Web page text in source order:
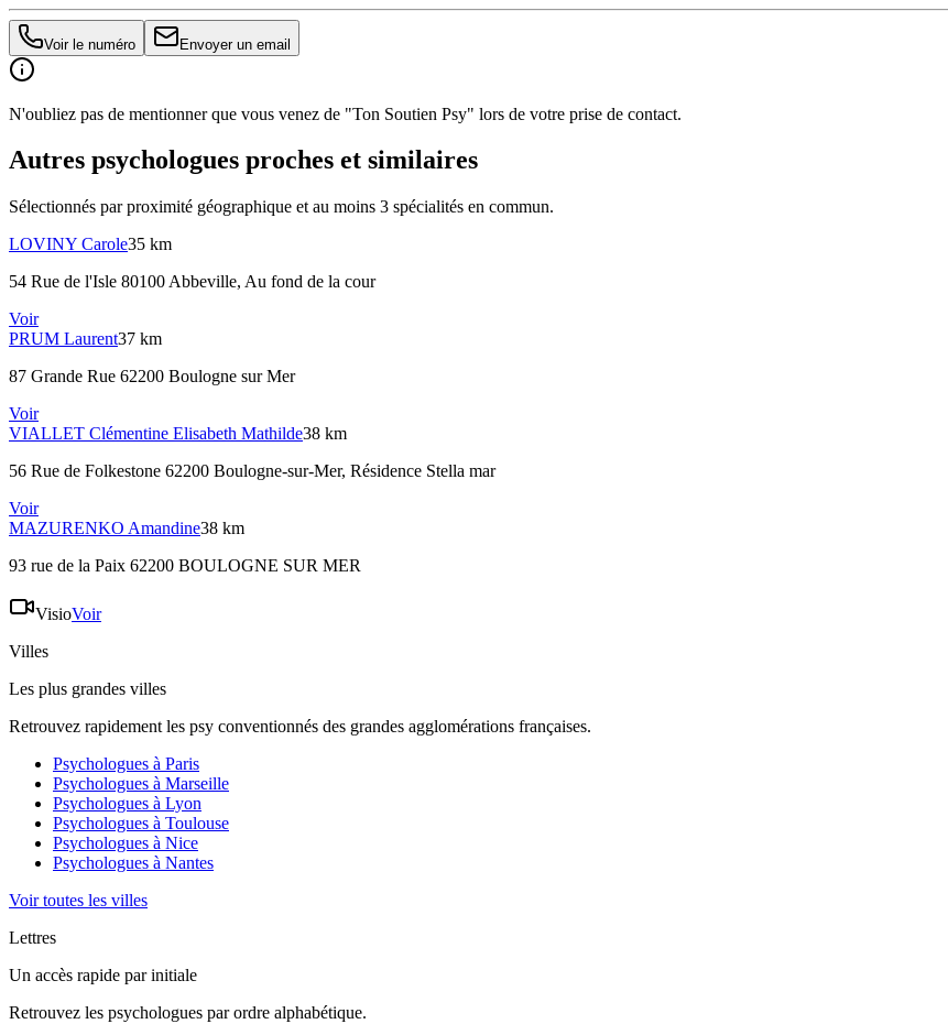
Voir le numéro Envoyer un email
N'oubliez pas de mentionner que vous venez de "Ton Soutien Psy" lors de votre prise de contact.
Autres psychologues proches et similaires
Sélectionnés par proximité géographique et au moins 3 spécialités en commun.
LOVINY Carole35 km
54 Rue de l'Isle 80100 Abbeville, Au fond de la cour
Voir
PRUM Laurent37 km
87 Grande Rue 62200 Boulogne sur Mer
Voir
VIALLET Clémentine Elisabeth Mathilde38 km
56 Rue de Folkestone 62200 Boulogne-sur-Mer, Résidence Stella mar
Voir
MAZURENKO Amandine38 km
93 rue de la Paix 62200 BOULOGNE SUR MER
VisioVoir
Villes
Les plus grandes villes
Retrouvez rapidement les psy conventionnés des grandes agglomérations françaises.
Psychologues à Paris
Psychologues à Marseille
Psychologues à Lyon
Psychologues à Toulouse
Psychologues à Nice
Psychologues à Nantes
Voir toutes les villes
Lettres
Un accès rapide par initiale
Retrouvez les psychologues par ordre alphabétique.